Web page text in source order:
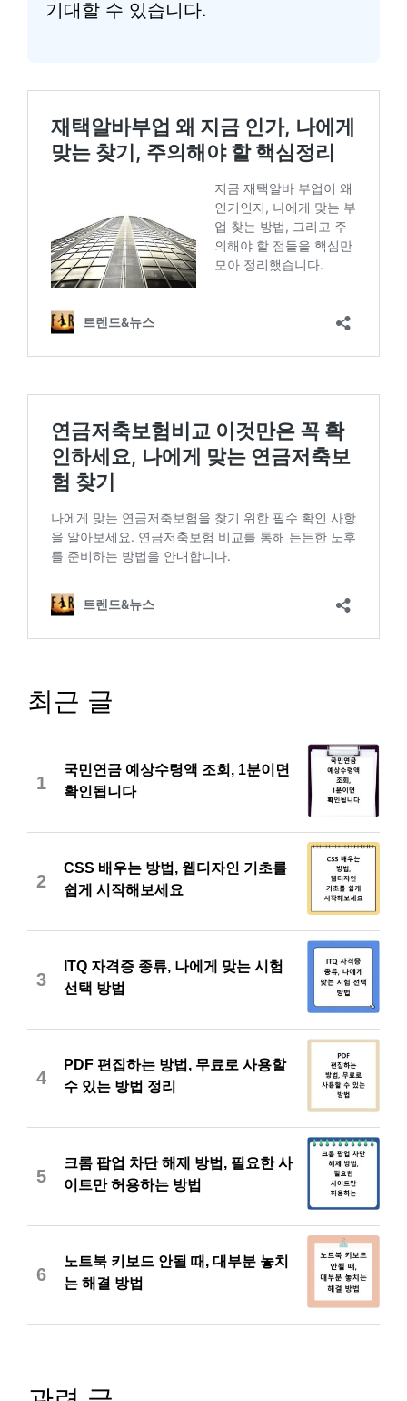
기대할 수 있습니다.
최근 글
1
국민연금 예상수령액 조회, 1분이면
확인됩니다
2
CSS 배우는 방법, 웹디자인 기초를
쉽게 시작해보세요
3
ITQ 자격증 종류, 나에게 맞는 시험
선택 방법
4
PDF 편집하는 방법, 무료로 사용할
수 있는 방법 정리
5
크롬 팝업 차단 해제 방법, 필요한 사
이트만 허용하는 방법
6
노트북 키보드 안될 때, 대부분 놓치
는 해결 방법